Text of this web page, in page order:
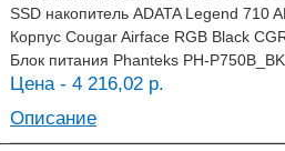
SSD накопитель ADATA Legend 710
Корпус Cougar Airface RGB Black
Блок питания Phanteks PH-
Цена - 4 216,02 р.
Описание